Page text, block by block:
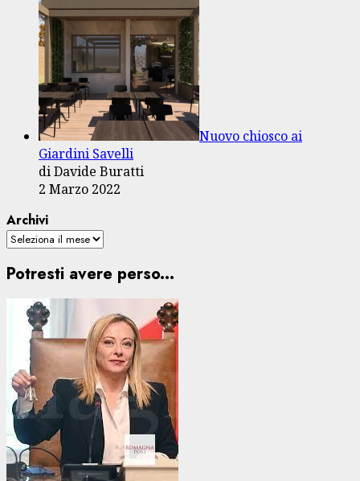
Nuovo chiosco ai
Giardini Savelli
di Davide Buratti
2 Marzo 2022
Archivi
Potresti avere perso...